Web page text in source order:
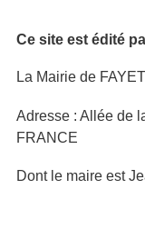
Ce site est édité
La Mairie de FAYET
Adresse : Allée de
FRANCE
Dont le maire est